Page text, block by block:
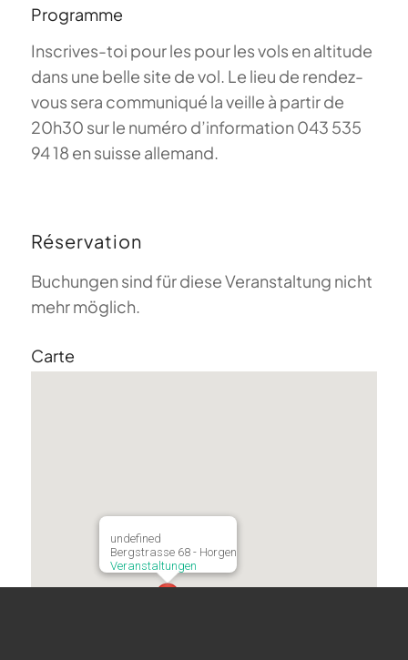
Programme
Inscrives-toi pour les pour les vols en altitude
dans une belle site de vol. Le lieu de rendez-
vous sera communiqué la veille à partir de
20h30 sur le numéro d’information 043 535
94 18 en suisse allemand.
Réservation
Buchungen sind für diese Veranstaltung nicht
mehr möglich.
Carte
undefined
Bergstrasse 68 - Horgen
Veranstaltungen